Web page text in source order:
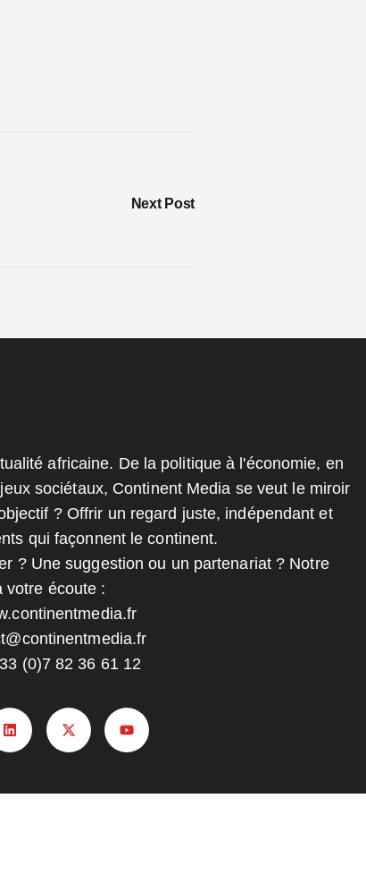
Next Post
africaine. De la politique à l'économie, en
sociétaux, Continent Media se veut le miroir
? Offrir un regard juste, indépendant et
qui façonnent le continent.
? Une suggestion ou un partenariat ? Notre
votre écoute :
(0)7 82 36 61 12